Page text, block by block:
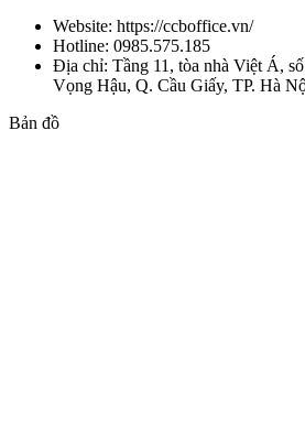
Website: https://ccboffice.vn/
Hotline: 0985.575.185
Địa chỉ: Tầng 11, tòa nhà Việt Á,
Vọng Hậu, Q. Cầu Giấy, TP. Hà
Bản đồ